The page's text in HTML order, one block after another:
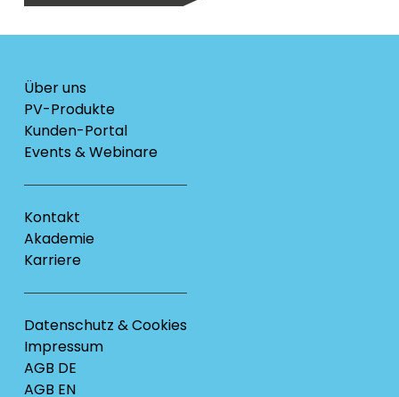
Über uns
PV-Produkte
Kunden-Portal
Events & Webinare
Kontakt
Akademie
Karriere
Datenschutz & Cookies
Impressum
AGB DE
AGB EN